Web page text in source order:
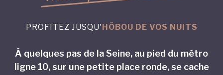
depropri
Boulogne-Billancourt,
pensé comme une maison en ville…
PROFITEZ JUSQU'HÔBOU DE VOS NUITS
À quelques pas de la Seine, au pied du métro
ligne 10, sur une petite place ronde, se cache